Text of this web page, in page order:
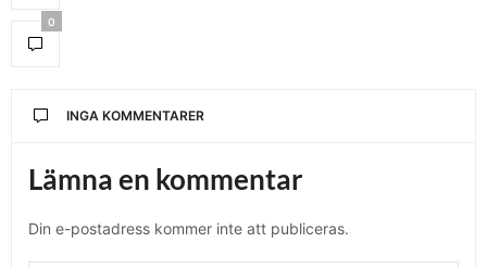
0
INGA KOMMENTARER
Lämna en kommentar
Din e-postadress kommer inte att publiceras.